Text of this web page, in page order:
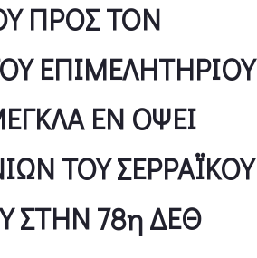
ΠΡΟΣ ΤΟΝ
ΕΠΙΜΕΛΗΤΗΡΙΟΥ
ΕΝ ΟΨΕΙ
ΤΟΥ ΣΕΡΡΑΪΚΟΥ
ΣΤΗΝ 78η ΔΕΘ